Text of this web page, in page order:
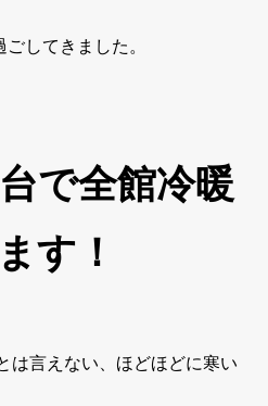
してきました。
で全館冷暖
す！
は言えない、ほどほどに寒い